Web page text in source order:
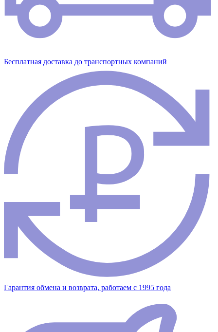
Бесплатная доставка до транспортных компаний
Гарантия обмена и возврата, работаем с 1995 года